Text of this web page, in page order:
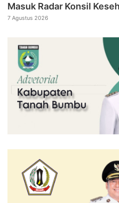
Masuk Radar Konsil
7 Agustus 2026